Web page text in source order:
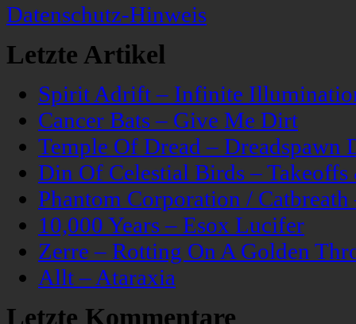
Datenschutz-Hinweis
Letzte Artikel
Spirit Adrift – Infinite
Cancer Bats – Give Me Dirt
Temple Of Dread – Dreadspawn
Din Of Celestial Birds –
Phantom Corporation /
10,000 Years – Esox Lucifer
Zerre – Rotting On A Golden
Allt – Ataraxia
Letzte Kommentare